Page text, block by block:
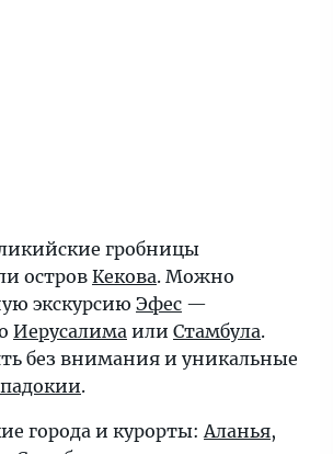
гробницы
островКекова. Можно
экскурсию Эфес —
Иерусалима или Стамбула.
без внимания и уникальные
.
города и курорты:Аланья,